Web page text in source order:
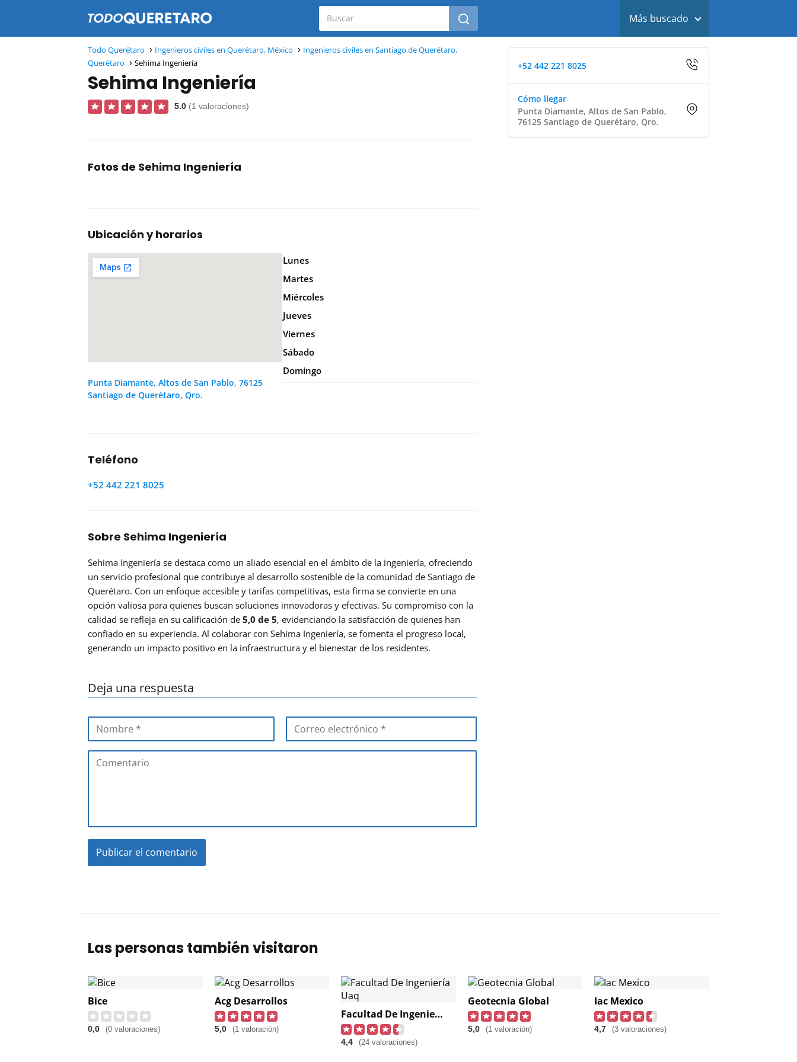
Más buscado
Todo Querétaro Ingenieros civiles en Querétaro, México
Ingenieros civiles en Santiago de Querétaro,
Querétaro
Sehima Ingeniería
Sehima Ingeniería
5.0 (1 valoraciones)
Fotos de Sehima Ingeniería
Ubicación y horarios
Punta Diamante, Altos de San Pablo, 76125
Santiago de Querétaro, Qro.
Lunes
Martes
Miércoles
Jueves
Viernes
Sábado
Domingo
Teléfono
+52 442 221 8025
Sobre Sehima Ingeniería
Sehima Ingeniería se destaca como un aliado esencial en el ámbito de la ingeniería, ofreciendo
un servicio profesional que contribuye al desarrollo sostenible de la comunidad de Santiago de
Querétaro. Con un enfoque accesible y tarifas competitivas, esta firma se convierte en una
opción valiosa para quienes buscan soluciones innovadoras y efectivas. Su compromiso con la
calidad se refleja en su calificación de 5,0 de 5, evidenciando la satisfacción de quienes han
confiado en su experiencia. Al colaborar con Sehima Ingeniería, se fomenta el progreso local,
generando un impacto positivo en la infraestructura y el bienestar de los residentes.
Deja una respuesta
+52 442 221 8025
Cómo llegar
Punta Diamante, Altos de San Pablo,
76125 Santiago de Querétaro, Qro.
Las personas también visitaron
Bice
0,0 (0 valoraciones)
Acg Desarrollos
5,0 (1 valoración)
Facultad De Ingeniería Uaq
4,4 (24 valoraciones)
Geotecnia Global
5,0 (1 valoración)
Iac Mexico
4,7 (3 valoraciones)